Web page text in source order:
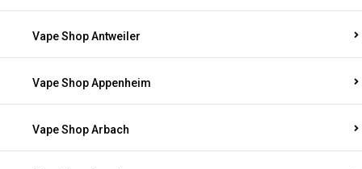
Vape Shop Antweiler
Vape Shop Appenheim
Vape Shop Arbach